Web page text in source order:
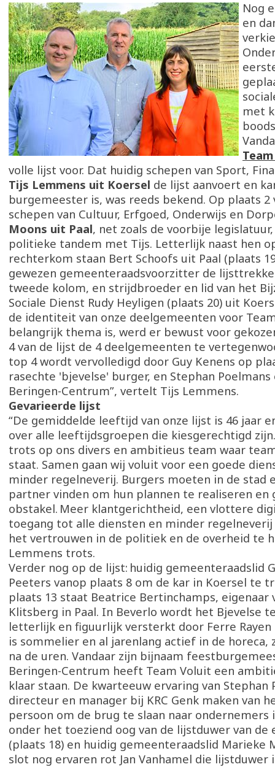
Nog
en
met
volle lijst voor. Dat huidig schepen van Sport,
Tijs Lemmens uit Koersel de lijst aanvoert en
burgemeester is, was reeds bekend. Op plaats
schepen van Cultuur, Erfgoed, Onderwijs en
Moons uit Paal, net zoals de voorbije
politieke tandem met Tijs. Letterlijk naast hen
rechterkom staan Bert Schoofs uit Paal (plaats
gewezen gemeenteraadsvoorzitter de
tweede kolom, en strijdbroeder en lid van het
Sociale Dienst Rudy Heyligen (plaats 20) uit
de identiteit van onze deelgemeenten voor
belangrijk thema is, werd er bewust voor
4 van de lijst de 4 deelgemeenten te
top 4 wordt vervolledigd door Guy Kenens op
rasechte 'bjevelse' burger, en Stephan
Beringen-Centrum”, vertelt Tijs Lemmens.
Gevarieerde lijst
“De gemiddelde leeftijd van onze lijst is 46 jaar
over alle leeftijdsgroepen die kiesgerechtigd
trots op ons divers en ambitieus team waar
staat. Samen gaan wij voluit voor een goede
minder regelneverij. Burgers moeten in de stad
partner vinden om hun plannen te realiseren en
obstakel. Meer klantgerichtheid, een vlottere
toegang tot alle diensten en minder regelneverij
het vertrouwen in de politiek en de overheid te
Lemmens trots.
Verder nog op de lijst: huidig gemeenteraadslid
Peeters vanop plaats 8 om de kar in Koersel te
plaats 13 staat Beatrice Bertinchamps,
Klitsberg in Paal. In Beverlo wordt het Bjevelse
letterlijk en figuurlijk versterkt door Ferre Rayen
is sommelier en al jarenlang actief in de horeca,
na de uren. Vandaar zijn bijnaam
Beringen-Centrum heeft Team Voluit een
klaar staan. De kwarteeuw ervaring van Stephan
directeur en manager bij KRC Genk maken van
persoon om de brug te slaan naar ondernemers
onder het toeziend oog van de lijstduwer van de
(plaats 18) en huidig gemeenteraadslid Marieke
slot nog ervaren rot Jan Vanhamel die lijstduwer